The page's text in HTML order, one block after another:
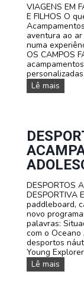
VIAGENS EM
E FILHOS O
aventura ao
numa
OS CAMPOS
Lê mais
c
a
m
e
t
o
s
F
A
M
I
L
I
A
DESPORTOS
DESPORTIVA
paddleboard,
novo
palavras:
com o
desportos
Young
Lê mais
E